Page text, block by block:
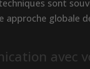
sont
globale
avec